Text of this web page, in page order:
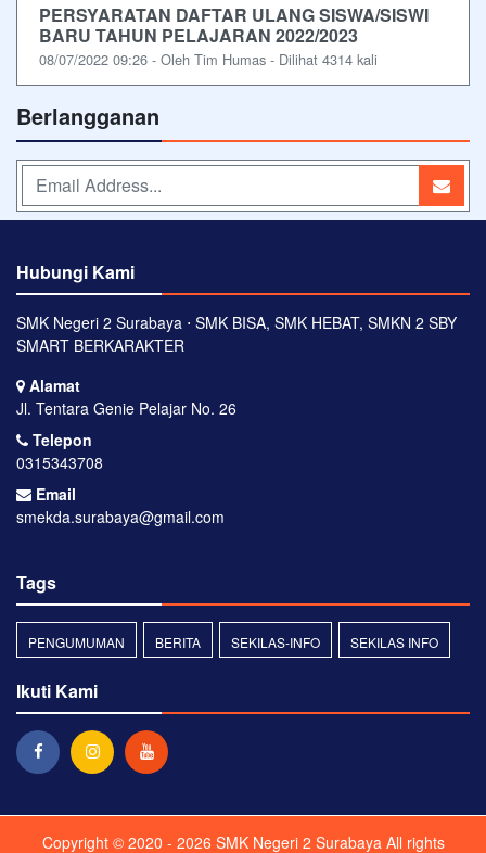
PERSYARATAN DAFTAR ULANG SISWA/SISWI
BARU TAHUN PELAJARAN 2022/2023
08/07/2022 09:26 - Oleh Tim Humas - Dilihat 4314 kali
Berlangganan
Hubungi Kami
SMK Negeri 2 Surabaya ⋅ SMK BISA, SMK HEBAT, SMKN 2 SBY
SMART BERKARAKTER
Alamat
Jl. Tentara Genie Pelajar No. 26
Telepon
0315343708
Email
smekda.surabaya@gmail.com
Tags
PENGUMUMAN BERITA SEKILAS-INFO SEKILAS INFO
Ikuti Kami
Copyright © 2020 - 2026 SMK Negeri 2 Surabaya All rights